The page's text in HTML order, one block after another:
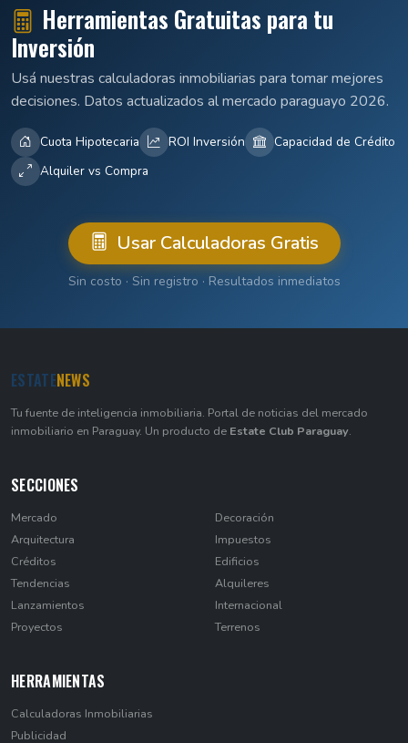
Herramientas Gratuitas para tu
Inversión
Usá nuestras calculadoras inmobiliarias para tomar mejores
decisiones. Datos actualizados al mercado paraguayo 2026.
Cuota Hipotecaria ROI Inversión
Capacidad de Crédito
Alquiler vs Compra
Usar Calculadoras Gratis
Sin costo · Sin registro · Resultados inmediatos
ESTATENEWS
Tu fuente de inteligencia inmobiliaria. Portal de noticias del mercado
inmobiliario en Paraguay. Un producto de Estate Club Paraguay.
SECCIONES
Mercado
Arquitectura
Créditos
Tendencias
Lanzamientos
Proyectos
Decoración
Impuestos
Edificios
Alquileres
Internacional
Terrenos
HERRAMIENTAS
Calculadoras Inmobiliarias
Publicidad